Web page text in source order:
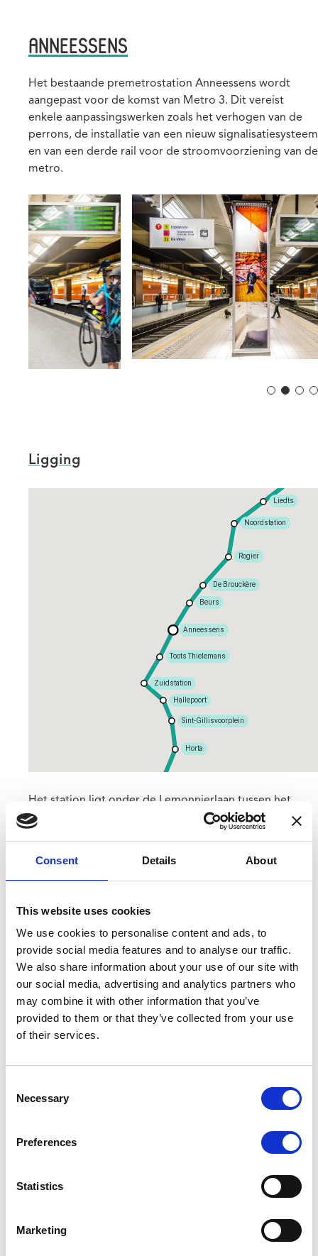
Consent Details About
This website uses cookies
We use cookies to personalise content and ads, to
provide social media features and to analyse our traffic.
We also share information about your use of our site with
our social media, advertising and analytics partners who
may combine it with other information that you’ve
provided to them or that they’ve collected from your use
of their services.
Selection
Necessary
Preferences
Statistics
Marketing
ANNEESSENS
Beschrijving
Het bestaande premetrostation Anneessens wordt
aangepast voor de komst van Metro 3. Dit vereist
enkele aanpassingswerken zoals het verhogen van de
perrons, de installatie van een nieuw signalisatiesysteem
en van een derde rail voor de stroomvoorziening van de
metro.
Afbeelding
Ligging
Het station ligt onder de Lemonnierlaan tussen het
Anneessensplein en het Fontainasplein. In de buurt
Horta
Sint-Gillisvoorplein
Hallepoort
Zuidstation
Toots Thielemans
Anneessens
Beurs
De Brouckère
Rogier
Noordstation
Liedts
Bij de bouw van dit premetrostation is reeds
rekening gehouden met de toekomstige
verbouwing tot metrostation. Daarom zijn geen
ingrijpende werkzaamheden nodig. Om de
dienstverlenging zo weinig mogelijk te
VERHOGING VAN DE PERRONS
een hoog perron waarop roltrappen en trappen
aankomen, gevolgd door verlaagde perrons die
zonder hoogteverschil de in en uit de tram te
moeten worden tot hetzelfde niveau als het
bovenste gedeelte om samen te vallen met het